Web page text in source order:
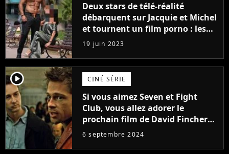
Deux stars de télé-réalité
débarquent sur Jacquie et Michel
et tournent un film porno : les
premières images du tournage
(exclu)
19 juin 2023
player2 CINÉ SÉRIE
Si vous aimez Seven et Fight
Club, vous allez adorer le
prochain film de David Fincher
avec lequel il se réinvente
complètement
6 septembre 2024